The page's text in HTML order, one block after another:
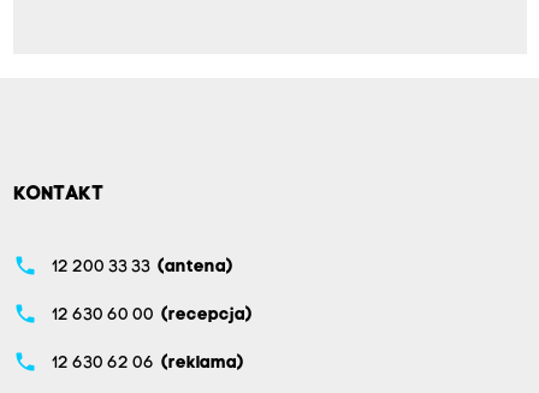
KONTAKT
phone 12 200 33 33 (antena)
phone 12 630 60 00 (recepcja)
phone 12 630 62 06 (reklama)